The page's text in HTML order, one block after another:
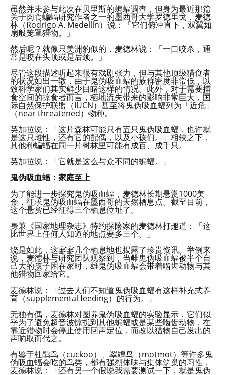
虽然并未参与此次在贝里斯的蝙蝠调查，但身为最近那篇
关于肉食蝙蝠研究作者之一的墨西哥大学罗德里戈．麦德
林（Rodrigo A. Medellín）说：「它们俯冲直下，双翼如
扇般笼罩猎物。」
然后呢？就像只美洲豹似的，麦德林说：「一口咬杀，通
常是咬在头顶或是后颈。」
尽管这段描述听起来很有戏剧张力，但与其他顶级猎食者
的状况如出一辙，由于鬼伪吸血蝠的族群密度非常低，以
致科学家们其实鲜少目睹这样的情况。此外，对于需要捕
食空间的掠食者而言，栖地流失带来的影响非常巨大，国
际自然保护联盟（IUCN）甚至将鬼伪吸血蝠列为「近危」
（near threatened）物种。
英加拉说：「这片森林可能只有五只鬼伪吸血蝠，也许就
是这只雌性，还有它的配偶，以及小孩们。」相较之下，
其他种蝙蝠在同一片树林里可能有成百、成千只。
英加拉说：「它就是这么与众不同的蝙蝠。」
鬼伪吸血蝠：家庭至上
为了能进一步探究鬼伪吸血蝠，麦德林长期悬赏1000美
金，征求鬼伪吸血蝠在墨西哥的天然栖息点。截至目前，
这个悬赏已经征得三个栖息位址了。
身兼《国家地理杂志》特约探险家的麦德林打趣道：「这
比世界上任何人知道的地点要多三个。」
饶是如此，这寥寥几个栖息地也揭露了珍贵资讯。举例来
说，麦德林与研究团队观察到，当雌鬼伪吸血蝠被半个自
己大的孩子困在家时，雄鬼伪吸血蝠会带着啮齿动物与其
他猎物回家给它。
麦德林说：「过去人们不知道鬼伪吸血蝠有这样补充式养
育（supplemental feeding）的行为。」
无独有偶，麦德林对圈养鬼伪吸血蝠的实验显示，它们似
乎为了避免超音波惊扰到其他蝙蝠或是某些啮齿动物，在
靠近猎物时会停止使用回声定位，而改以猎物自己发出的
声响取而代之。
有鉴于杜鹃鸟（cuckoo）、翠鴗鸟（motmot）等许多鬼
伪吸血蝠会吃的鸟类，都有强烈体味与集体筑巢的习性，
麦德林说：「还有另一个假说我需要测试一下，就是鬼伪